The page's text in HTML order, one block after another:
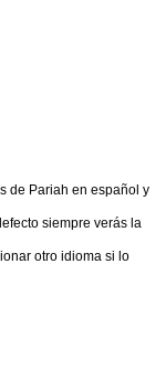
de Pariah en español y
siempre verás la
otro idioma si lo